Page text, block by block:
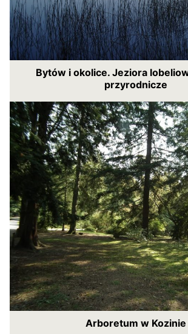
Bytów i okolice. Jeziora
przyrodnicze
Arboretum w Kozinie